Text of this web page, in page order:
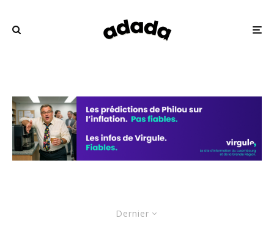
Dernier